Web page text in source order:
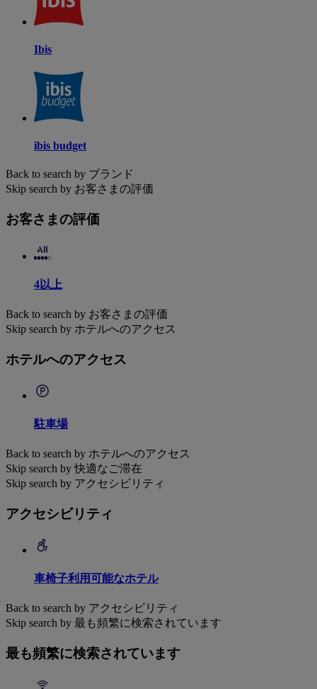
Ibis
ibis budget
Back to search by ブランド
Skip search by お客さまの評価
お客さまの評価
4以上
Back to search by お客さまの評価
Skip search by ホテルへのアクセス
ホテルへのアクセス
駐車場
Back to search by ホテルへのアクセス
Skip search by 快適なご滞在
Skip search by アクセシビリティ
アクセシビリティ
車椅子利用可能なホテル
Back to search by アクセシビリティ
Skip search by 最も頻繁に検索されています
最も頻繁に検索されています